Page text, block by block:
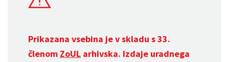
Prikazana vsebina je v skladu s 33.
členom ZoUL arhivska. Izdaje uradnega